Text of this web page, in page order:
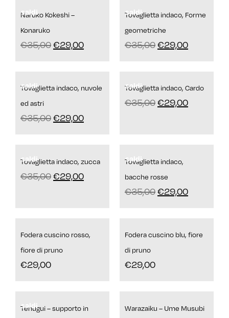
saldi
Naruko Kokeshi –
Konaruko
€35,00€29,00
saldi
Tovaglietta indaco, Forme
geometriche
€35,00€29,00
saldi
Tovaglietta indaco, nuvole
ed astri
€35,00€29,00
saldi
Tovaglietta indaco, Cardo
€35,00€29,00
saldi
Tovaglietta indaco, zucca
€35,00€29,00
saldi
Tovaglietta indaco,
bacche rosse
€35,00€29,00
Fodera cuscino rosso,
fiore di pruno
€29,00
Fodera cuscino blu, fiore
di pruno
€29,00
saldi
Tenugui – supporto in
Warazaiku – Ume Musubi